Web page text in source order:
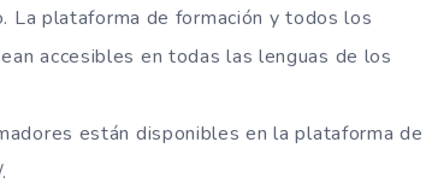
La plataforma de formación y todos los
accesibles en todas las lenguas de los
están disponibles en la plataforma de